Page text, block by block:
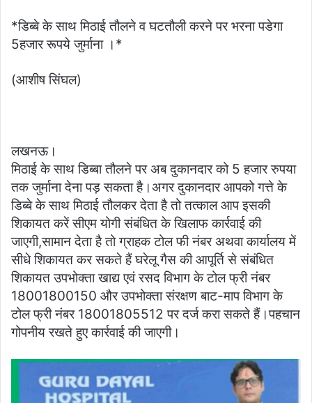
*डिब्बे के साथ मिठाई तौलने व घटतौली करने पर भरना पडेगा
5हजार रूपये जुर्माना ।*
(आशीष सिंघल)
लखनऊ।
मिठाई के साथ डिब्बा तौलने पर अब दुकानदार को 5 हजार रुपया
तक जुर्माना देना पड़ सकता है।अगर दुकानदार आपको गत्ते के
डिब्बे के साथ मिठाई तौलकर देता है तो तत्काल आप इसकी
शिकायत करें सीएम योगी संबंधित के खिलाफ कार्रवाई की
जाएगी,सामान देता है तो ग्राहक टोल फी नंबर अथवा कार्यालय में
सीधे शिकायत कर सकते हैं घरेलू गैस की आपूर्ति से संबंधित
शिकायत उपभोक्ता खाद्य एवं रसद विभाग के टोल फ्री नंबर
18001800150 और उपभोक्ता संरक्षण बाट-माप विभाग के
टोल फ्री नंबर 18001805512 पर दर्ज करा सकते हैं।पहचान
गोपनीय रखते हुए कार्रवाई की जाएगी।